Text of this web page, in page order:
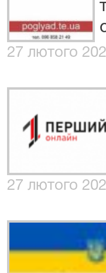
27 лютого
27 лютого